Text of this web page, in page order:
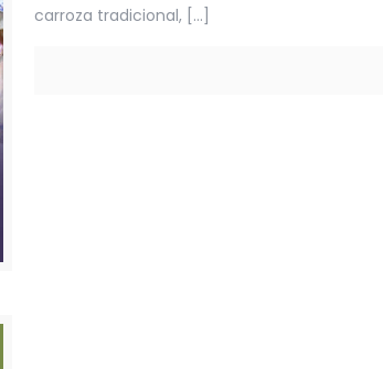
carroza tradicional, […]